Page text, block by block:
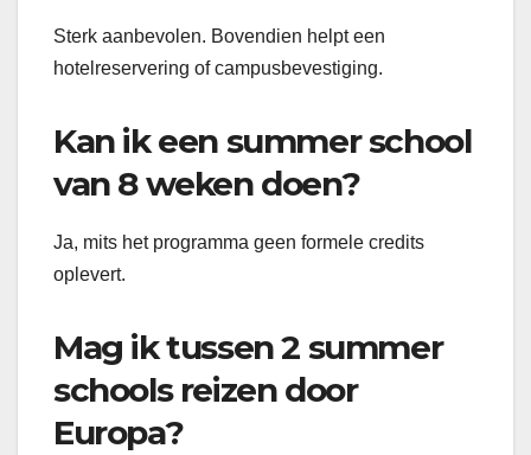
Sterk aanbevolen. Bovendien helpt een
hotelreservering of campusbevestiging.
Kan ik een summer school
van 8 weken doen?
Ja, mits het programma geen formele credits
oplevert.
Mag ik tussen 2 summer
schools reizen door
Europa?